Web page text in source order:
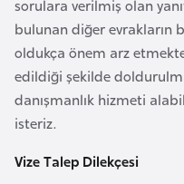
sorulara verilmiş olan
bulunan diğer evrakların
oldukça önem arz
edildiği şekilde
danışmanlık hizmeti
isteriz.
Vize Talep Dilekçesi
K
o
n
g
o
B